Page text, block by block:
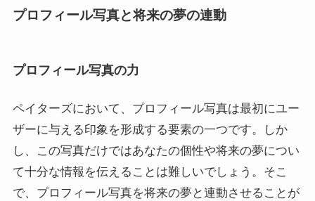
プロフィール写真と将来の夢の連動
プロフィール写真の力
ペイターズにおいて、プロフィール写真は最初にユー
ザーに与える印象を形成する要素の一つです。しか
し、この写真だけではあなたの個性や将来の夢につい
て十分な情報を伝えることは難しいでしょう。そこ
で、プロフィール写真を将来の夢と連動させることが